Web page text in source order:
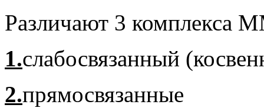
Различают 3 комплекса
1.слабосвязанный
2.прямосвязанные